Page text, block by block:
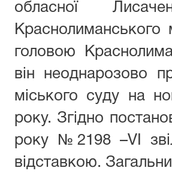
обласної
головою
він неоднарозово
міського суду на
року. Згідно
року №2198 –VI
відставкою.